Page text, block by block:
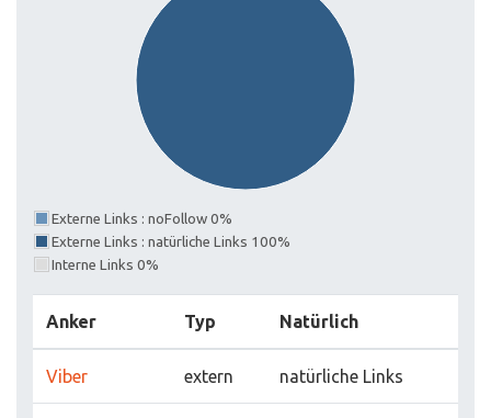
Externe Links : noFollow 0%
Externe Links : natürliche Links 100%
Interne Links 0%
Anker Typ Natürlich
Viber extern natürliche Links